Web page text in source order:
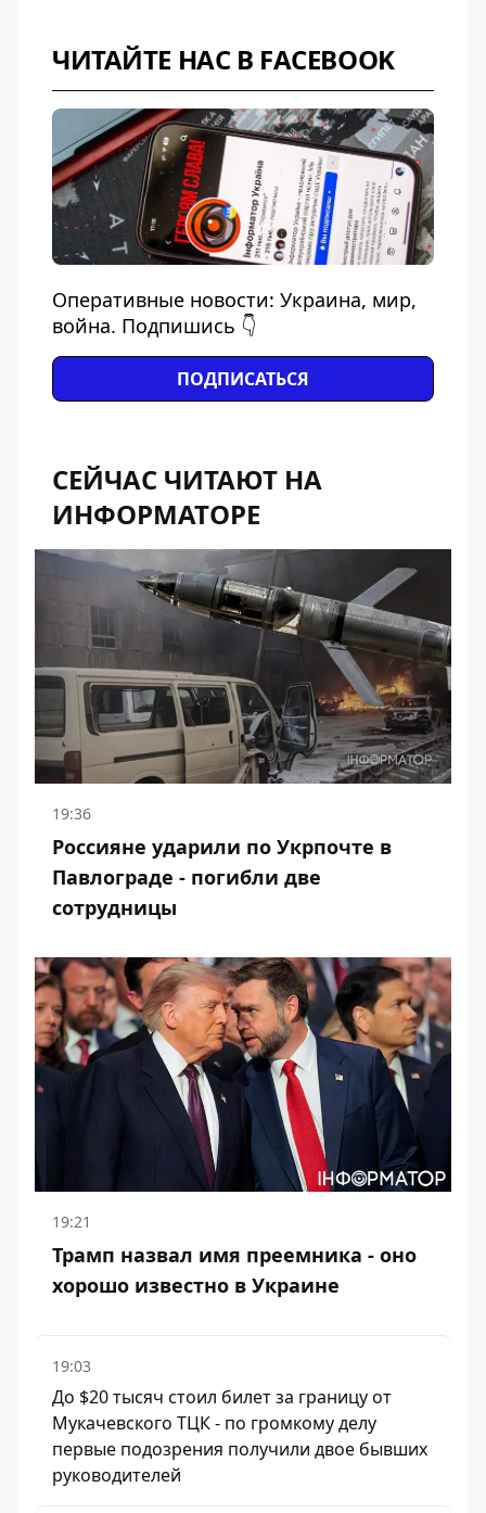
ЧИТАЙТЕ НАС В FACEBOOK
Оперативные новости: Украина, мир,
война. Подпишись 👇
ПОДПИСАТЬСЯ
СЕЙЧАС ЧИТАЮТ НА
ИНФОРМАТОРЕ
19:36
Россияне ударили по Укрпочте в
Павлограде - погибли две
сотрудницы
19:21
Трамп назвал имя преемника - оно
хорошо известно в Украине
19:03
До $20 тысяч стоил билет за границу от
Мукачевского ТЦК - по громкому делу
первые подозрения получили двое бывших
руководителей